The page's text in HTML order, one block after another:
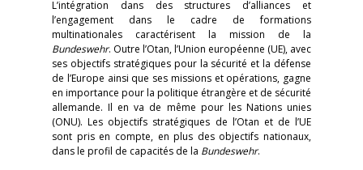
L’intégration dans des structures d’alliances et
l’engagement dans le cadre de formations
multinationales caractérisent la mission de la
Bundeswehr. Outre l’Otan, l’Union européenne (UE), avec
ses objectifs stratégiques pour la sécurité et la défense
de l’Europe ainsi que ses missions et opérations, gagne
en importance pour la politique étrangère et de sécurité
allemande. Il en va de même pour les Nations unies
(ONU). Les objectifs stratégiques de l’Otan et de l’UE
sont pris en compte, en plus des objectifs nationaux,
dans le profil de capacités de la Bundeswehr.